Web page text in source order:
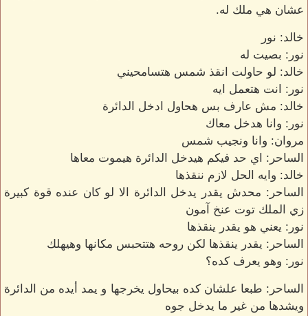
عشان هي ملك له.
خالد: نور
نور: بصيت له
خالد: لو حاولت انقذ شمس هتسامحيني
نور: انت هتعمل ايه
خالد: مش عارف بس هحاول ادخل الدائرة
نور: وانا هدخل معاك
مروان: وانا ونجيب شمس
الساحر: اي حد فيكم هيدخل الدائرة هيموت معاها
خالد: وايه الحل لازم ننقذها
الساحر: محدش يقدر يدخل الدائرة الا لو كان عنده قوة كبيرة
زي الملك توت عنخ آمون
نور: يعني هو يقدر ينقذها
الساحر: يقدر ينقذها لكن روحه هتتحبس مكانها وهيهلك
نور: وهو يعرف كده؟
الساحر: طبعا علشان كده بيحاول يخرجها و يمد أيده من الدائرة
ويشدها من غير ما يدخل جوه